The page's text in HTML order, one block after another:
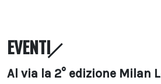
EVENTI
Al via la 2° edizione Milan